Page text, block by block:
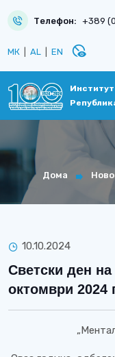
Телефон: +389
МК AL EN disabled_visible
Институт
Дома
10.10.2024
Светски ден
октомври 2024